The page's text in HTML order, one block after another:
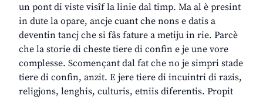
un pont di viste visîf la linie dal timp. Ma al è presint
in dute la opare, ancje cuant che nons e datis a
deventin tancj che si fâs fature a metiju in rie. Parcè
che la storie di cheste tiere di confin e je une vore
complesse. Scomençant dal fat che no je simpri stade
tiere di confin, anzit. E jere tiere di incuintri di razis,
religjons, lenghis, culturis, etniis diferentis. Propit